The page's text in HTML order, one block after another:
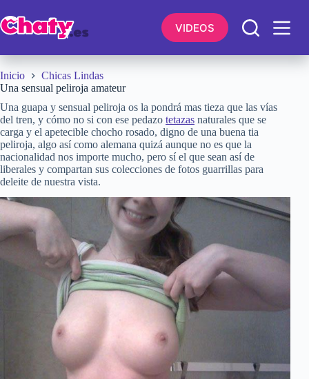
al
contenido
VIDEOS
Inicio
Chicas Lindas
Una sensual peliroja amateur
Una guapa y sensual peliroja os la pondrá mas tieza que las vías
del tren, y cómo no si con ese pedazo tetazas naturales que se
carga y el apetecible chocho rosado, digno de una buena tia
peliroja, algo así como alemana quizá aunque no es que la
nacionalidad nos importe mucho, pero sí el que sean así de
liberales y compartan sus colecciones de fotos guarrillas para
deleite de nuestra vista.